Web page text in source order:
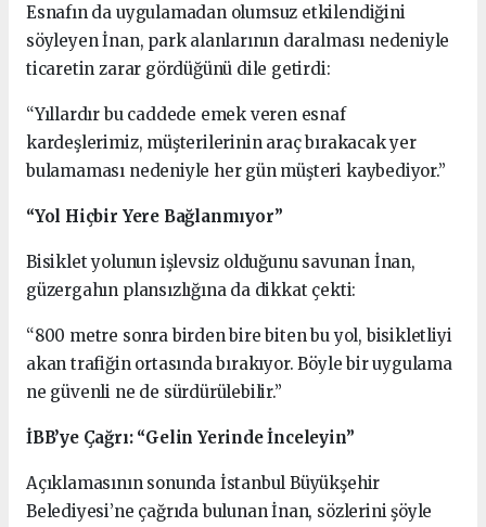
Esnafın da uygulamadan olumsuz etkilendiğini
söyleyen İnan, park alanlarının daralması nedeniyle
ticaretin zarar gördüğünü dile getirdi:
“Yıllardır bu caddede emek veren esnaf
kardeşlerimiz, müşterilerinin araç bırakacak yer
bulamaması nedeniyle her gün müşteri kaybediyor.”
“Yol Hiçbir Yere Bağlanmıyor”
Bisiklet yolunun işlevsiz olduğunu savunan İnan,
güzergahın plansızlığına da dikkat çekti:
“800 metre sonra birden bire biten bu yol, bisikletliyi
akan trafiğin ortasında bırakıyor. Böyle bir uygulama
ne güvenli ne de sürdürülebilir.”
İBB’ye Çağrı: “Gelin Yerinde İnceleyin”
Açıklamasının sonunda İstanbul Büyükşehir
Belediyesi’ne çağrıda bulunan İnan, sözlerini şöyle